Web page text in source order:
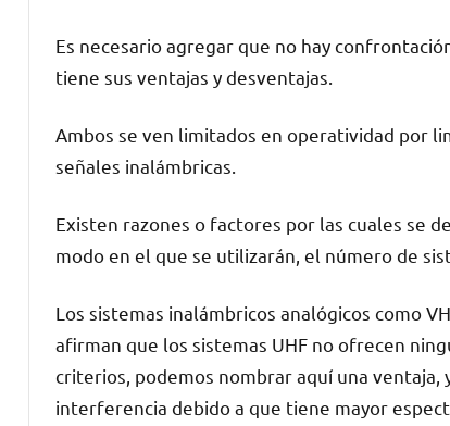
Es necesario agregar que no hay
tiene sus ventajas y desventajas.
Ambos se ven limitados en operatividad por
señales inalámbricas.
Existen razones o factores por las cuales se
modo en el que se utilizarán, el número de
Los sistemas inalámbricos analógicos como
afirman que los sistemas UHF no ofrecen
criterios, podemos nombrar aquí una
interferencia debido a que tiene mayor